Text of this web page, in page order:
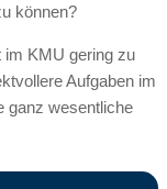
können?
im KMU gering zu
Aufgaben im
ganz wesentliche